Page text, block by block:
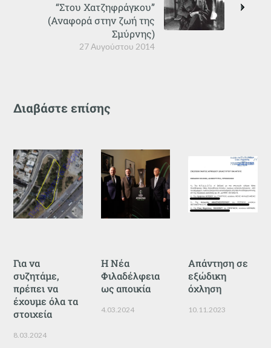
27 Αυγούστου 2014
“Στου Χατζηφράγκου”
(Αναφορά στην ζωή της
Σμύρνης)
Διαβάστε επίσης
Για να
συζητάμε,
πρέπει να
έχουμε όλα τα
στοιχεία
8.03.2024
Η Νέα
Φιλαδέλφεια
ως αποικία
4.03.2024
Απάντηση σε
εξώδικη
όχληση
10.11.2023